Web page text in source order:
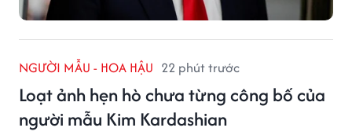
NGƯỜI MẪU - HOA HẬU 22 phút trước
Loạt ảnh hẹn hò chưa từng công bố của
người mẫu Kim Kardashian